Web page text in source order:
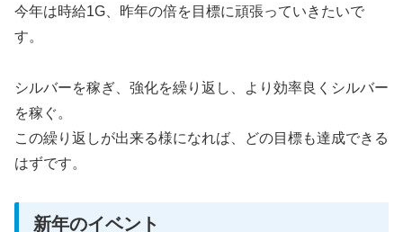
今年は時給1G、昨年の倍を目標に頑張っていきたいで
す。
シルバーを稼ぎ、強化を繰り返し、より効率良くシルバー
を稼ぐ。
この繰り返しが出来る様になれば、どの目標も達成できる
はずです。
新年のイベント